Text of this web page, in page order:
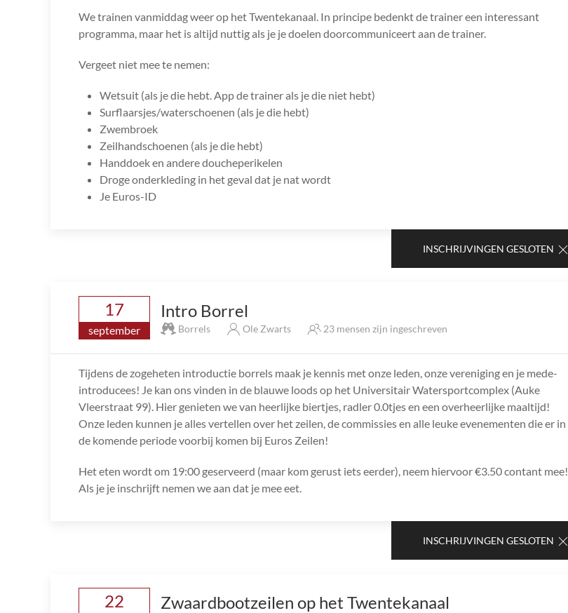
We trainen vanmiddag weer op het Twentekanaal. In principe bedenkt de trainer een interessant
programma, maar het is altijd nuttig als je je doelen doorcommuniceert aan de trainer.
Vergeet niet mee te nemen:
Wetsuit (als je die hebt. App de trainer als je die niet hebt)
Surflaarsjes/waterschoenen (als je die hebt)
Zwembroek
Zeilhandschoenen (als je die hebt)
Handdoek en andere doucheperikelen
Droge onderkleding in het geval dat je nat wordt
Je Euros-ID
INSCHRIJVINGEN GESLOTEN
17
september
Intro Borrel
Borrels Ole Zwarts 23 mensen zijn ingeschreven
Tijdens de zogeheten introductie borrels maak je kennis met onze leden, onze vereniging en je mede-
introducees! Je kan ons vinden in de blauwe loods op het Universitair Watersportcomplex (Auke
Vleerstraat 99). Hier genieten we van heerlijke biertjes, radler 0.0tjes en een overheerlijke maaltijd!
Onze leden kunnen je alles vertellen over het zeilen, de commissies en alle leuke evenementen die er in
de komende periode voorbij komen bij Euros Zeilen!
Het eten wordt om 19:00 geserveerd (maar kom gerust iets eerder), neem hiervoor €3.50 contant mee!
Als je je inschrijft nemen we aan dat je mee eet.
INSCHRIJVINGEN GESLOTEN
22 Zwaardbootzeilen op het Twentekanaal